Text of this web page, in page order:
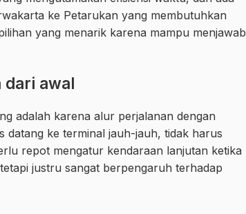
ke Petarukan yang membutuhkan
yang menarik karena mampu menjawab
dari awal
adalah karena alur perjalanan dengan
datang ke terminal jauh-jauh, tidak harus
repot mengatur kendaraan lanjutan ketika
justru sangat berpengaruh terhadap